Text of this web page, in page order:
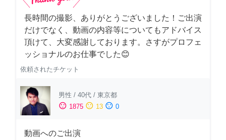
長時間の撮影、ありがとうございました！ご出演
だけでなく、動画の内容等についてもアドバイス
頂けて、大変感謝しております。さすがプロフェ
ッショナルのお仕事でした😊
依頼されたチケット
男性 / 40代 / 東京都
sentiment_satisfied 1875 sentiment_neutral 13 sentiment_dissatisfied 0
動画へのご出演